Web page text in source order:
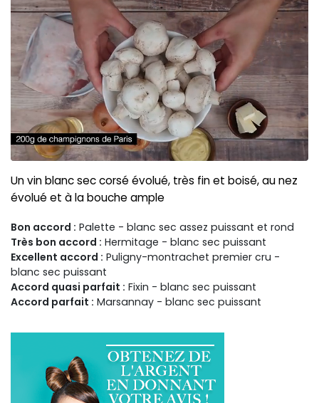
Connexion
Un vin blanc sec corsé évolué, très fin et boisé, au nez
évolué et à la bouche ample
Bon accord : Palette - blanc sec assez puissant et rond
Très bon accord : Hermitage - blanc sec puissant
Excellent accord : Puligny-montrachet premier cru -
blanc sec puissant
Accord quasi parfait : Fixin - blanc sec puissant
Accord parfait : Marsannay - blanc sec puissant